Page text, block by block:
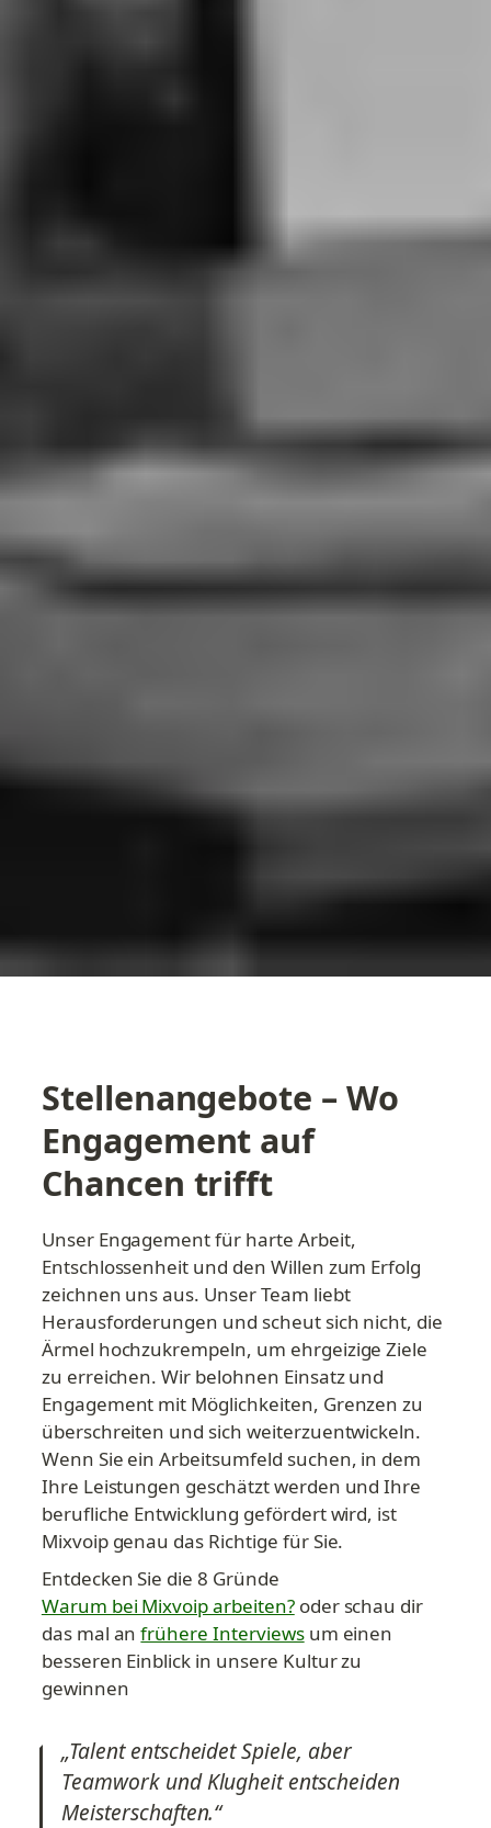
Stellenangebote – Wo
Engagement auf
Chancen trifft
Unser Engagement für harte Arbeit,
Entschlossenheit und den Willen zum Erfolg
zeichnen uns aus. Unser Team liebt
Herausforderungen und scheut sich nicht, die
Ärmel hochzukrempeln, um ehrgeizige Ziele
zu erreichen. Wir belohnen Einsatz und
Engagement mit Möglichkeiten, Grenzen zu
überschreiten und sich weiterzuentwickeln.
Wenn Sie ein Arbeitsumfeld suchen, in dem
Ihre Leistungen geschätzt werden und Ihre
berufliche Entwicklung gefördert wird, ist
Mixvoip genau das Richtige für Sie.
Entdecken Sie die 8 Gründe
Warum bei Mixvoip arbeiten? oder schau dir
das mal an frühere Interviews um einen
besseren Einblick in unsere Kultur zu
gewinnen
„Talent entscheidet Spiele, aber
Teamwork und Klugheit entscheiden
Meisterschaften.“